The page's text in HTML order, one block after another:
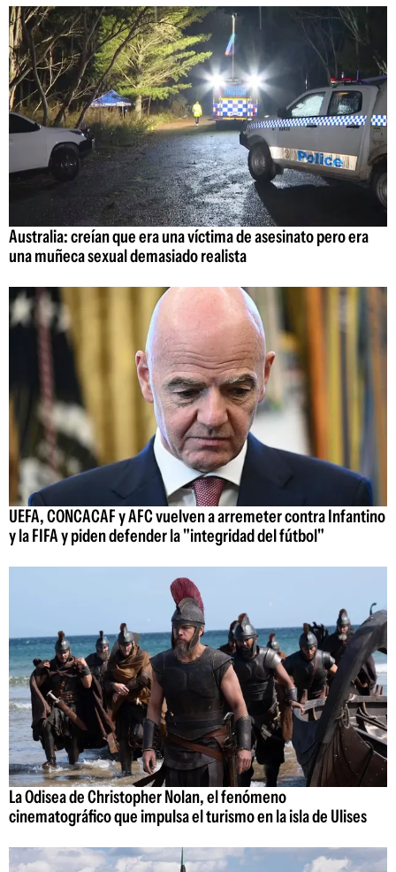
Australia: creían que era una víctima de asesinato pero era
una muñeca sexual demasiado realista
UEFA, CONCACAF y AFC vuelven a arremeter contra Infantino
y la FIFA y piden defender la "integridad del fútbol"
La Odisea de Christopher Nolan, el fenómeno
cinematográfico que impulsa el turismo en la isla de Ulises